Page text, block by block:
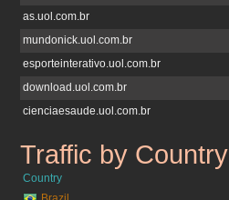
as.uol.com.br
mundonick.uol.com.br
esporteinterativo.uol.com.br
download.uol.com.br
cienciaesaude.uol.com.br
cyberdiet.com.br
Traffic by Country
Country